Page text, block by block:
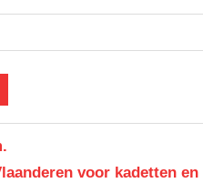
voor kadetten